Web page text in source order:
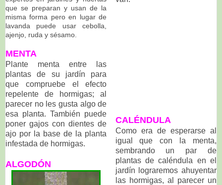
que se preparan y usan de la
misma forma pero en lugar de
lavanda puede usar cebolla,
ajenjo, ruda y sésamo.
MENTA
Plante menta entre las
plantas de su jardín para
que compruebe el efecto
repelente de hormigas; al
parecer no les gusta algo de
esa planta. También puede
poner gajos con dientes de
ajo por la base de la planta
infestada de hormigas.
ALGODÓN
CALÉNDULA
Como era de esperarse al
igual que con la menta,
sembrando un par de
plantas de caléndula en el
jardín lograremos ahuyentar
las hormigas, al parecer un